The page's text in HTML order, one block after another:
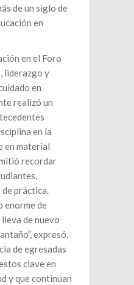
de un siglo de
en
en el Foro
liderazgo y
en
realizó un
en la
en material
recordar
práctica.
enorme de
de nuevo
expresó,
de egresadas
clave en
y que continúan